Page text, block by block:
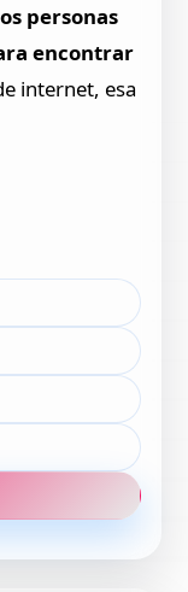
personas
encontrar
internet, esa